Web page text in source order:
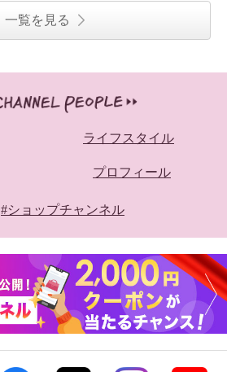
一覧を見る
ライフスタイル
プロフィール
#ショップチャンネル